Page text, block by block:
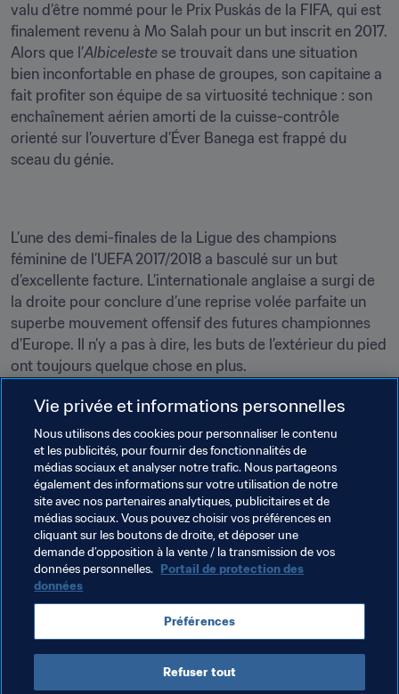
valu d’être nommé pour le Prix Puskás de la FIFA, qui est
finalement revenu à Mo Salah pour un but inscrit en 2017.
Alors que l’Albiceleste se trouvait dans une situation
bien inconfortable en phase de groupes, son capitaine a
fait profiter son équipe de sa virtuosité technique : son
enchaînement aérien amorti de la cuisse-contrôle
orienté sur l’ouverture d’Éver Banega est frappé du
sceau du génie.
L’une des demi-finales de la Ligue des champions
féminine de l’UEFA 2017/2018 a basculé sur un but
d’excellente facture. L’internationale anglaise a surgi de
la droite pour conclure d’une reprise volée parfaite un
superbe mouvement offensif des futures championnes
d’Europe. Il n’y a pas à dire, les buts de l’extérieur du pied
ont toujours quelque chose en plus.
Ilkay Gündogan (Manchester City), contre Manchester
Ousmane Dembélé (FC Barcelone), contre Tottenham
Hotspur – 11 décembre
Irene López (Espagne), contre la Nouvelle-Zélande –
Vie privée et informations personnelles
Nous utilisons des cookies pour personnaliser le contenu
et les publicités, pour fournir des fonctionnalités de
médias sociaux et analyser notre trafic. Nous partageons
également des informations sur votre utilisation de notre
site avec nos partenaires analytiques, publicitaires et de
médias sociaux. Vous pouvez choisir vos préférences en
cliquant sur les boutons de droite, et déposer une
demande d’opposition à la vente / la transmission de vos
données personnelles. Portail de protection des
données
Préférences
Refuser tout